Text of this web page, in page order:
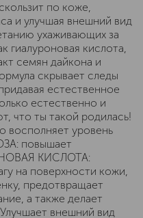
по коже,
и улучшая внешний вид
ухаживающих за
гиалуроновая кислота,
семян дайкона и
скрывает следы
естественное
естественно и
что ты такой родилась!
уровень
повышает
КИСЛОТА:
на поверхности кожи,
предотвращает
а также делает
внешний вид